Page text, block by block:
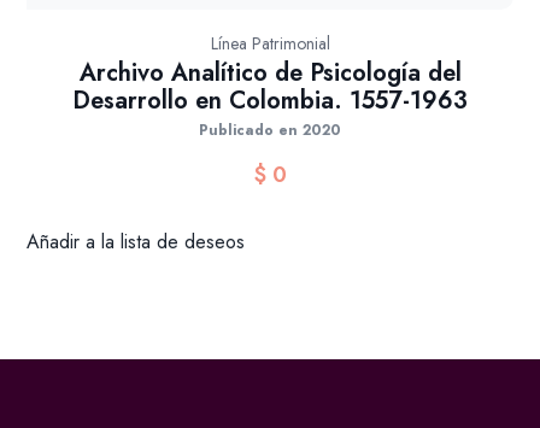
Línea Patrimonial
Archivo Analítico de Psicología del
Desarrollo en Colombia. 1557-1963
Publicado en 2020
$0
Añadir a la lista de deseos